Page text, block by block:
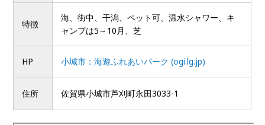
特徴
海、街中、干潟、ペット可、温水シャワー、キ
ャンプは5～10月、芝
HP 小城市：海遊ふれあいパーク (ogi.lg.jp)
住所 佐賀県小城市芦刈町永田3033-1